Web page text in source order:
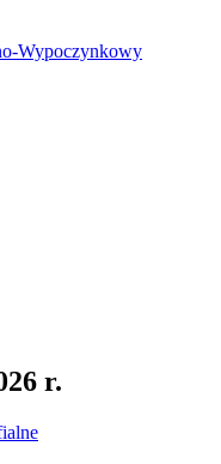
Wypoczynkowy
r.